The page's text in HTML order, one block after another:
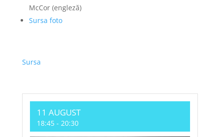
McCor (engleză)
Sursa foto
Sursa
11 AUGUST
18:45- 20:30